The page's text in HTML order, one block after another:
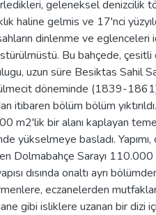
geleneksel denizcilik
haline gelmis ve 17'nci
dinlenme ve eglenceleri
Bu bahçede, çesitli
uzun süre Besiktas Sahil
döneminde (1839-
itibaren bölüm bölüm
m2'lik bir alanı kaplayan
yükselmeye basladı.
Dolmabahçe Sarayı
dısında onaltı ayrı
eczanelerden
gibi isliklere uzanan bir dizi